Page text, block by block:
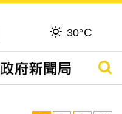
30°C
搜尋